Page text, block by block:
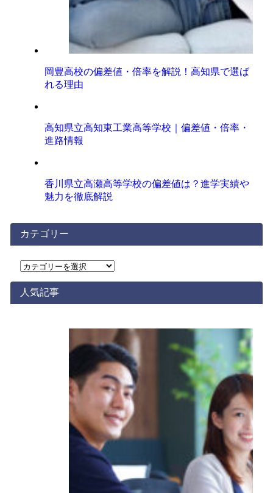
岡豊高校の偏差値・倍率を解説！高知県で選ば
れる理由
高知県立高知東工業高等学校｜偏差値・倍率・
進路情報
香川県立高瀬高等学校の偏差値は？進学実績や
魅力を徹底解説
カテゴリー
カ
ゴ
リ
人気記事